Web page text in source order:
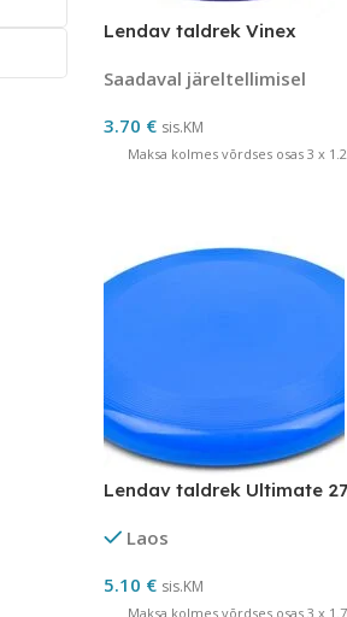
Lendav taldrek Vinex
Saadaval järeltellimisel
3.70 € sis.KM
Maksa kolmes võrdses osas 3 x
Lendav taldrek Ultimate
Laos
5.10 € sis.KM
Maksa kolmes võrdses osas 3 x